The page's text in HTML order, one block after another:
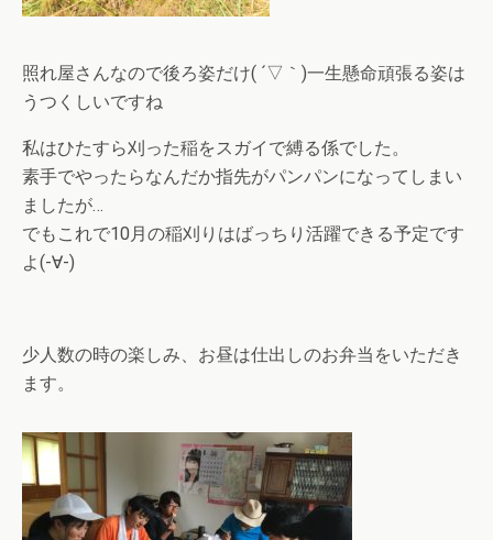
照れ屋さんなので後ろ姿だけ( ´▽｀)一生懸命頑張る姿は
うつくしいですね
私はひたすら刈った稲をスガイで縛る係でした。
素手でやったらなんだか指先がパンパンになってしまい
ましたが…
でもこれで10月の稲刈りはばっちり活躍できる予定です
よ(-∀-)
少人数の時の楽しみ、お昼は仕出しのお弁当をいただき
ます。